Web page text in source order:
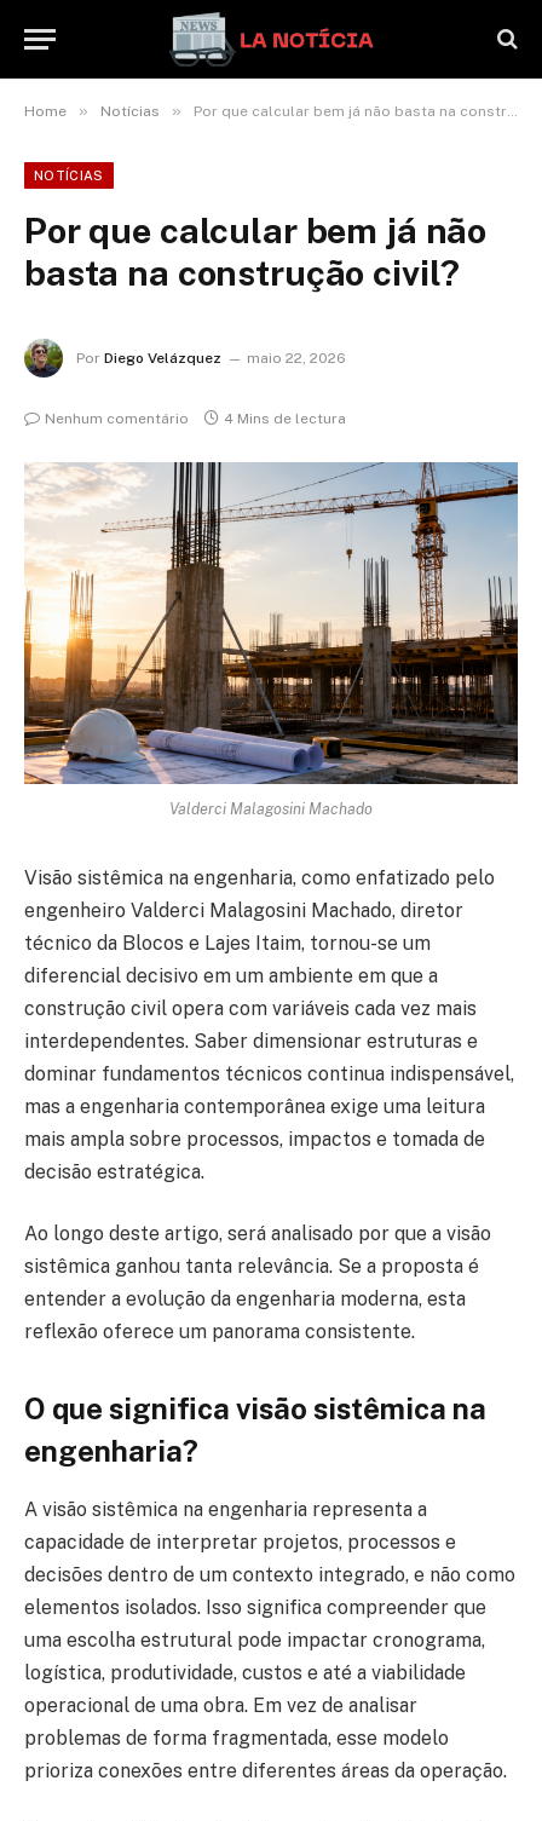
Home » Notícias » Por que calcular bem já não basta na construção civil?
NOTÍCIAS
Por que calcular bem já não
basta na construção civil?
Por Diego Velázquez maio 22, 2026
Nenhum comentário 4 Mins de lectura
Valderci Malagosini Machado
Visão sistêmica na engenharia, como enfatizado pelo
engenheiro Valderci Malagosini Machado, diretor
técnico da Blocos e Lajes Itaim, tornou-se um
diferencial decisivo em um ambiente em que a
construção civil opera com variáveis cada vez mais
interdependentes. Saber dimensionar estruturas e
dominar fundamentos técnicos continua indispensável,
mas a engenharia contemporânea exige uma leitura
mais ampla sobre processos, impactos e tomada de
decisão estratégica.
Ao longo deste artigo, será analisado por que a visão
sistêmica ganhou tanta relevância. Se a proposta é
entender a evolução da engenharia moderna, esta
reflexão oferece um panorama consistente.
O que significa visão sistêmica na
engenharia?
A visão sistêmica na engenharia representa a
capacidade de interpretar projetos, processos e
decisões dentro de um contexto integrado, e não como
elementos isolados. Isso significa compreender que
uma escolha estrutural pode impactar cronograma,
logística, produtividade, custos e até a viabilidade
operacional de uma obra. Em vez de analisar
problemas de forma fragmentada, esse modelo
prioriza conexões entre diferentes áreas da operação.